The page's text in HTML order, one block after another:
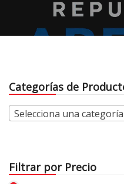
Categorías de
Selecciona una categoría
Filtrar por Precio